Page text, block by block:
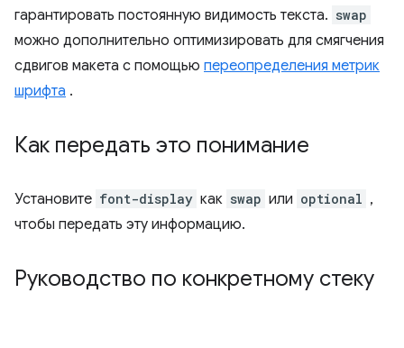
гарантировать постоянную видимость текста. swap
можно дополнительно оптимизировать для смягчения
сдвигов макета с помощью переопределения метрик
шрифта .
Как передать это понимание
Установите font-display как swap или optional ,
чтобы передать эту информацию.
Руководство по конкретному стеку